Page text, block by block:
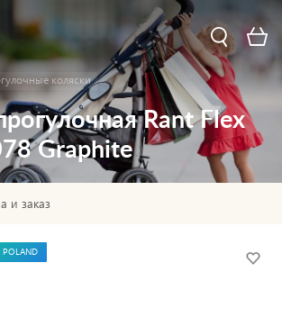
коляски
Rant Flex
Graphite
и заказ
POLAND